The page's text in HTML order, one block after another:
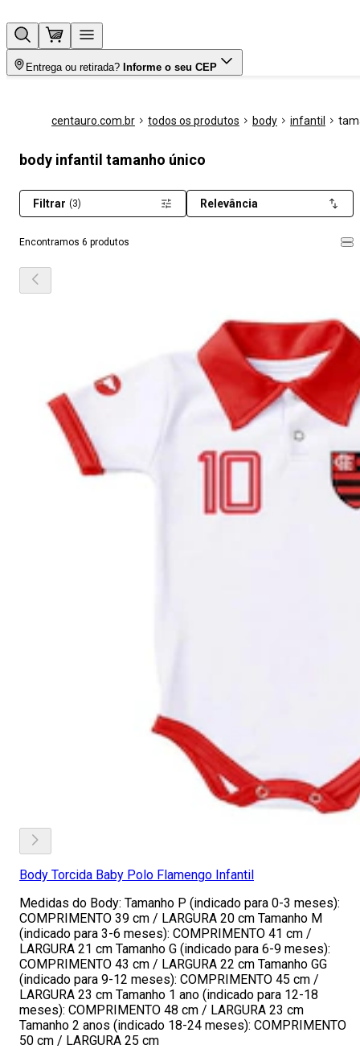
Entrega ou retirada? Informe o seu CEP
centauro.com.br todos os produtos body infantil
body infantil tamanho único
Encontramos 6 produtos
Filtrar (3) Relevância
Body Torcida Baby Polo Flamengo Infantil
Medidas do Body: Tamanho P (indicado para 0-3 meses):
COMPRIMENTO 39 cm / LARGURA 20 cm Tamanho M
(indicado para 3-6 meses): COMPRIMENTO 41 cm /
LARGURA 21 cm Tamanho G (indicado para 6-9 meses):
COMPRIMENTO 43 cm / LARGURA 22 cm Tamanho GG
(indicado para 9-12 meses): COMPRIMENTO 45 cm /
LARGURA 23 cm Tamanho 1 ano (indicado para 12-18
meses): COMPRIMENTO 48 cm / LARGURA 23 cm
Tamanho 2 anos (indicado 18-24 meses): COMPRIMENTO
50 cm / LARGURA 25 cm